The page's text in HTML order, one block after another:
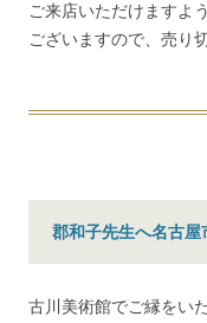
ご来店いただけますよ
ございますので、売り
郡和子先生へ名古屋
古川美術館でご縁をい